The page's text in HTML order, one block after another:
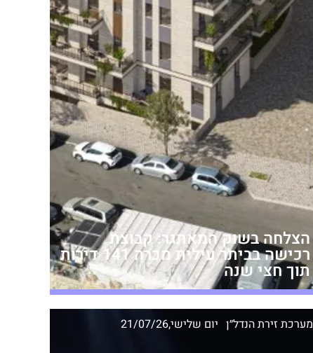
הצלחה בשוק המאתגר: קבוצת
רכישה בביתר עילית מכרה 141 דירות
תוך חצי שנה
מערכת זירת הנדל״ן יום שלישי,21/07/26